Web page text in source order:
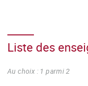
Liste des
Au choix : 1 parmi 2